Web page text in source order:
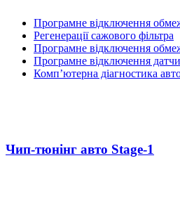
Програмне відключення
Регенерації сажового фільтра
Програмне відключення
Програмне відключення
Комп’ютерна діагностика
Чип-тюнінг авто Stage-1